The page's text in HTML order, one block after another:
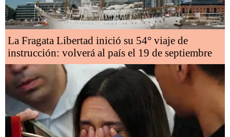
La Fragata Libertad inició su 54° viaje de
instrucción: volverá al país el 19 de septiembre